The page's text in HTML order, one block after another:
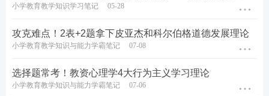
小学教育教学知识学习笔记 05-28
攻克难点！2表+2题拿下皮亚杰和科尔伯格道德发展理论
小学教育教学知识与能力学霸笔记 07-08
选择题常考！教资心理学4大行为主义学习理论
小学教育教学知识与能力学霸笔记 07-06